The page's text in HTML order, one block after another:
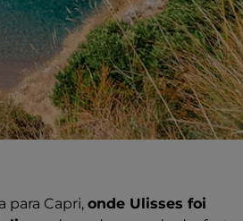
para Capri, onde Ulisses foi